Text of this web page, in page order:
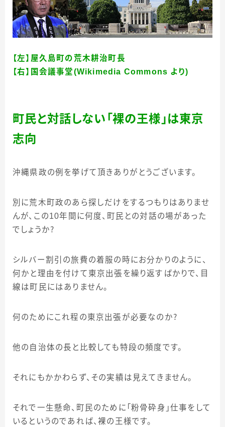
【左】屋久島町の荒木耕治町長
【右】国会議事堂(Wikimedia Commons より)
町民と対話しない「裸の王様」は東京
志向
沖縄県政の例を挙げて頂きありがとうございます。
別に荒木町政のあら探しだけをするつもりはありませ
んが、この10年間に何度、町民との対話の場があった
でしょうか？
シルバー割引の旅費の着服の時にお分かりのように、
何かと理由を付けて東京出張を繰り返すばかりで、目
線は町民にはありません。
何のためにこれ程の東京出張が必要なのか？
他の自治体の長と比較しても特段の頻度です。
それにもかかわらず、その実績は見えてきません。
それで一生懸命、町民のために「粉骨砕身」仕事をして
いるというのであれば、裸の王様です。